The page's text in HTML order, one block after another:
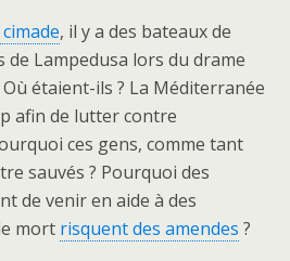
, il y a des bateaux de
Lampedusa lors du drame
étaient-ils ? La Méditerranée
afin de lutter contre
ces gens, comme tant
sauvés ? Pourquoi des
de venir en aide à des
mort risquent des amendes ?